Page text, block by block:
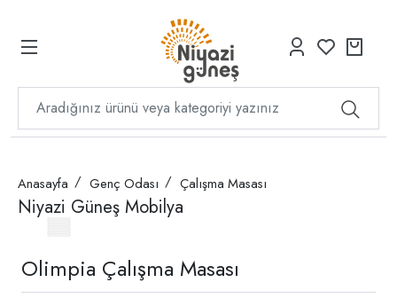
Anasayfa Genç Odası Çalışma Masası
Niyazi Güneş Mobilya
Olimpia Çalışma Masası